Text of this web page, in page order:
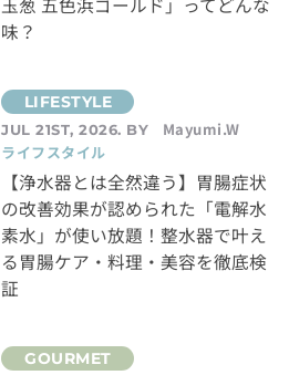
味？
JUL 21ST, 2026. BY
Mayumi.W
ライフスタイル
【浄水器とは全然違う】胃腸症状
の改善効果が認められた「電解水
素水」が使い放題！整水器で叶え
る胃腸ケア・料理・美容を徹底検
証